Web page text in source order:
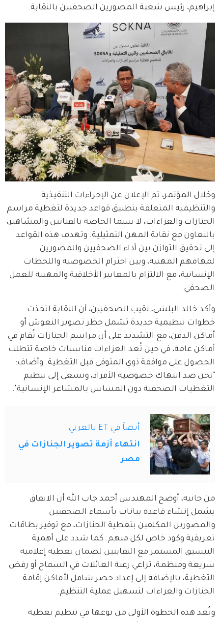
إبراهيم، رئيس شعبة المصورين الصحفيين بالنقابة.
وخلال المؤتمر، تم الإعلان عن الإجراءات التنفيذية
والتنظيمية المتعلقة بتطبيق قواعد جديدة لتغطية مراسم
الجنازات والعزاءات، لا سيما الخاصة بالفنانين والمشاهير،
بالتعاون مع نقابة المهن التمثيلية. وتهدف هذه القواعد
إلى تحقيق التوازن بين أداء الصحفيين والمصورين
لمهامهم المهنية، وبين احترام الخصوصية واللحظات
الإنسانية، مع الالتزام بالمعايير الأخلاقية والمهنية للعمل
الصحفي.
وأكد خالد البلشي، نقيب الصحفيين، أن النقابة اتخذت
خطوات تنظيمية جديدة تشمل حظر تصوير النعوش أو
أماكن الدفن، مع التشديد على أن مراسم الجنازات تُقام في
أماكن عامة، في حين تُعد العزاءات مناسبات خاصة تتطلب
الحصول على موافقة ذوي المتوفى قبل التغطية. وأضاف:
"نحن ضد انتهاك خصوصية الأفراد، ونسعى إلى تنظيم
التغطيات الصحفية دون المساس بالمشاعر الإنسانية".
أيضاً في ET بالعربي
انتهاء أزمة تصوير الجنازات في
مصر
من جانبه، أوضح المهندس أحمد جاب الله أن الاتفاق
يشمل إنشاء قاعدة بيانات بأسماء الصحفيين
والمصورين المكلفين بتغطية الجنازات، مع توفير بطاقات
تعريفية وكود خاص لكل منهم. كما شدد على أهمية
التنسيق المستمر مع النقابتين لضمان تغطية إعلامية
سريعة ومنظمة، تراعي رغبة العائلات في السماح أو رفض
التغطية، بالإضافة إلى إعداد حصر شامل لأماكن إقامة
الجنازات والعزاءات لتسهيل عملية التنظيم.
وتُعد هذه الخطوة الأولى من نوعها في تنظيم تغطية